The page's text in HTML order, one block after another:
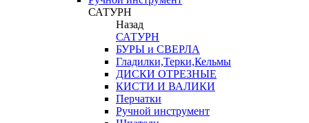
САТУРН
Назад
САТУРН
БУРЫ и СВЕРЛА
Гладилки,Терки,Кельмы
ДИСКИ ОТРЕЗНЫЕ
КИСТИ И ВАЛИКИ
Перчатки
Ручной инструмент